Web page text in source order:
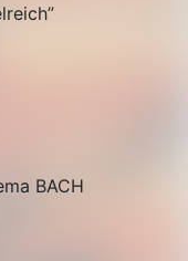
BACH